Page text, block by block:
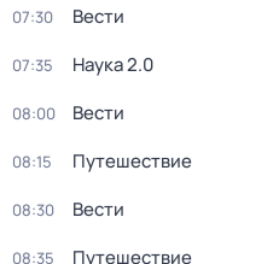
07:30 Вести
07:35 Наука 2.0
08:00 Вести
08:15 Путешествие
08:30 Вести
08:35 Путешествие